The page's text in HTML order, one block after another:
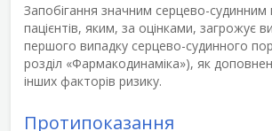
Запобігання значним серцево-
пацієнтів, яким, за оцінками, загрожує
першого випадку серцево-судинного
розділ «Фармакодинаміка»), як
інших факторів ризику.
Протипоказання